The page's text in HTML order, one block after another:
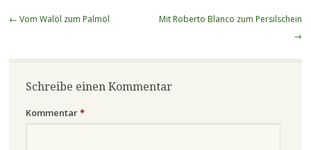
Beitragsnavigation
← Vom Walöl zum Palmöl
Mit Roberto Blanco zum Persilschein
→
Schreibe einen Kommentar
Kommentar*